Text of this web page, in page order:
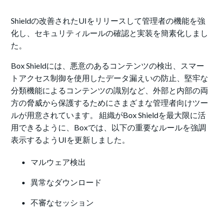
Shieldの改善されたUIをリリースして管理者の機能を強
化し、セキュリティルールの確認と実装を簡素化しまし
た。
Box Shieldには、悪意のあるコンテンツの検出、スマー
トアクセス制御を使用したデータ漏えいの防止、堅牢な
分類機能によるコンテンツの識別など、外部と内部の両
方の脅威から保護するためにさまざまな管理者向けツー
ルが用意されています。 組織がBox Shieldを最大限に活
用できるように、Boxでは、以下の重要なルールを強調
表示するようUIを更新しました。
マルウェア検出
異常なダウンロード
不審なセッション